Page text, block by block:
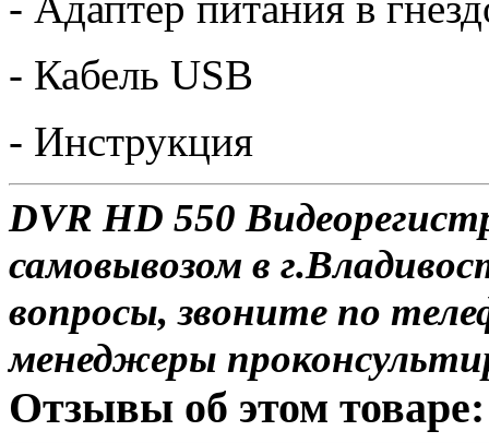
- Кабель USB
- Инструкция
DVR HD 550
самовывозом в
вопросы, звоните по
менеджеры
Отзывы об этом товаре: